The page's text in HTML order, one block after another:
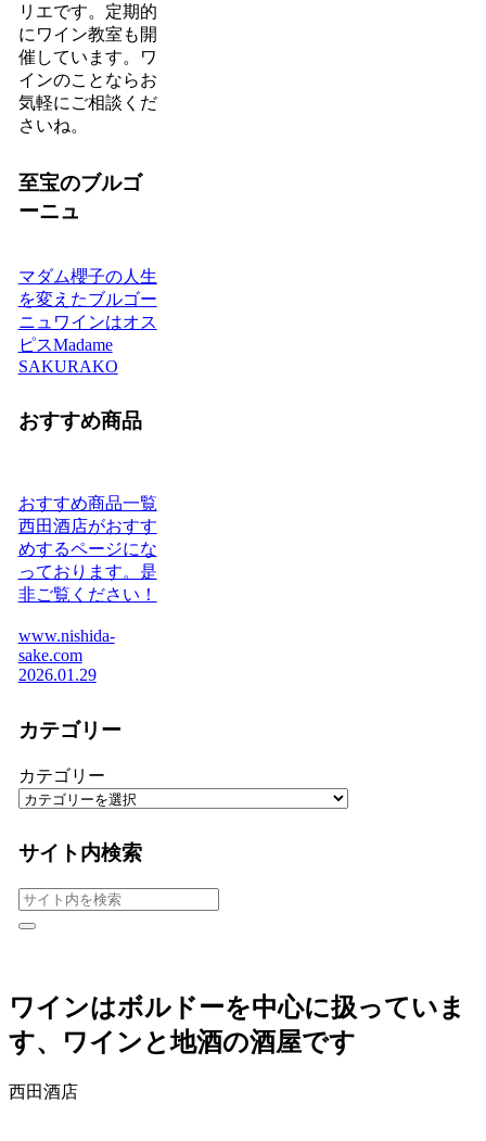
リエです。定期的
にワイン教室も開
催しています。ワ
インのことならお
気軽にご相談くだ
さいね。
至宝のブルゴ
ーニュ
マダム櫻子の人生
を変えたブルゴー
ニュワインはオス
ピスMadame
SAKURAKO
おすすめ商品
おすすめ商品一覧
西田酒店がおすす
めするページにな
っております。是
非ご覧ください！
www.nishida-
sake.com
2026.01.29
カテゴリー
カテゴリー
サイト内検索
ワインはボルドーを中心に扱っていま
す、ワインと地酒の酒屋です
西田酒店